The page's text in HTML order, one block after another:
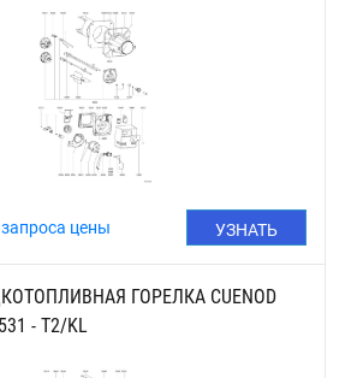
цены
УЗНАТЬ
ЦЕНУ
ГОРЕЛКА CUENOD
- T2/KL